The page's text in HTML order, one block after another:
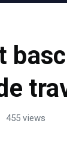
455 views